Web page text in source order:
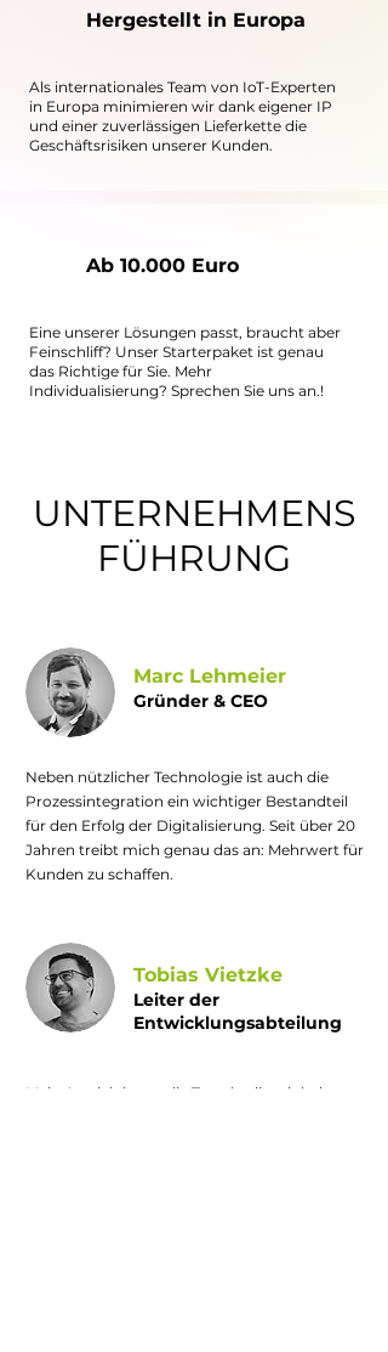
Hergestellt in Europa
Als internationales Team von IoT-Experten
in Europa minimieren wir dank eigener IP
und einer zuverlässigen Lieferkette die
Geschäftsrisiken unserer Kunden.
Ab 10.000 Euro
Eine unserer Lösungen passt, braucht aber
Feinschliff? Unser Starterpaket ist genau
das Richtige für Sie. Mehr
Individualisierung? Sprechen Sie uns an.!
UNTERNEHMENS
FÜHRUNG
Marc Lehmeier
Gründer & CEO
Neben nützlicher Technologie ist auch die
Prozessintegration ein wichtiger Bestandteil
für den Erfolg der Digitalisierung. Seit über 20
Jahren treibt mich genau das an: Mehrwert für
Kunden zu schaffen.
Tobias Vietzke
Leiter der
Entwicklungsabteilung
Mein Antrieb ist es, die Trends, die wir bei